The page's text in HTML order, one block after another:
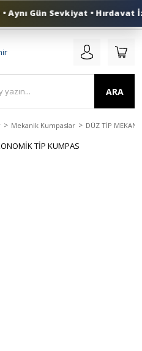
0 (553) 324 41 50
ARA
Mekanik Kumpaslar DÜZ TİP
Gün Sevkiyat • Hırdavat